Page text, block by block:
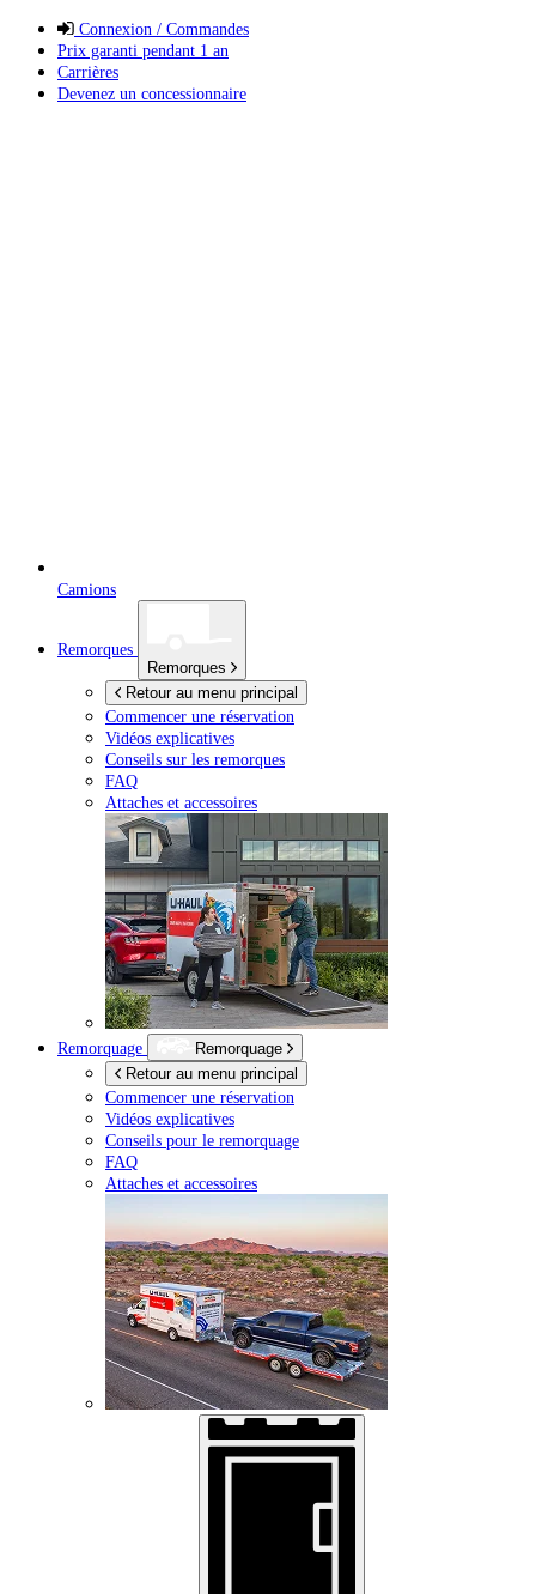
Connexion / Commandes
Prix garanti pendant 1 an
Carrières
Devenez un concessionnaire
Camions
Remorques
Remorques
Retour au menu principal
Commencer une réservation
Vidéos explicatives
Conseils sur les remorques
FAQ
Attaches et accessoires
Remorquage
Remorquage
Retour au menu principal
Commencer une réservation
Vidéos explicatives
Conseils pour le remorquage
FAQ
Attaches et accessoires